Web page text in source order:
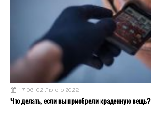
17:06, 02 Лютого 2022
Что делать, если вы приобрели краденную вещь?